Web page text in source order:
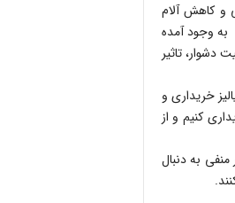
و کاهش آلام
به وجود آمده
دشوار، تاثیر
بنیاد اظهار داشت: ما معمولا، سالانه ۱۰۰ دستگاه دیالیز خریداری و
و سال گذشته، نتوانستیم بیش از ۱۵ دستگاه خریداری کنیم و از
به دنبال